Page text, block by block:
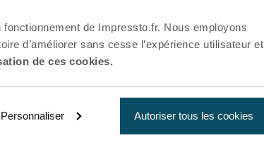
de Impressto.fr. Nous employons
d’améliorer sans cesse l’expérience utilisateur et
de ces cookies.
Personnaliser Autoriser tous les cookies